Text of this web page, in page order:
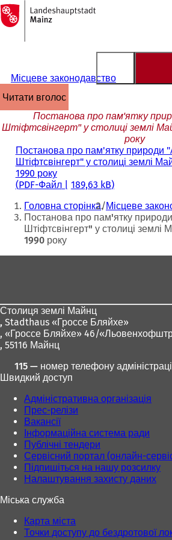
Перейти до змісту
На
головну
сторінку
Місцеве законодавство
читати вголос
Постанова про пам'ятку
Штіфтсвінгерт" у столиці землі
року
Постанова про пам'ятку природи
Штіфтсвінгерт" у столиці землі
1990 року
PDF-Файл 189,63 kB
Ти
тут:
Головна сторінка Місцеве
Постанова про пам'ятку
Штіфтсвінгерт" у столиці землі
1990 року
Столиця землі Майнц
, Stadthaus «Гроссе Бляйхе»
, «Гроссе Бляйхе» 46/
, 55116 Майнц
115 — номер телефону
Швидкий доступ
Адміністративна організація
Прес-релізи
Вакансії
Інформаційна система ради
Публічні тендери
Сервісний портал (онлайн-
Підпишіться на нашу розсилку
Налаштування захисту даних
Міська служба
Карта міста
Точки доступу до бездротової